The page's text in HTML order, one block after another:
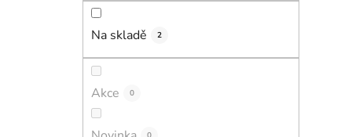
Na skladě 2
Akce 0